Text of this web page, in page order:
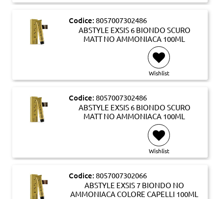
Codice: 8057007302486
ABSTYLE EXSIS 6 BIONDO SCURO
MATT NO AMMONIACA 100ML
Wishlist
Codice: 8057007302486
ABSTYLE EXSIS 6 BIONDO SCURO
MATT NO AMMONIACA 100ML
Wishlist
Codice: 8057007302066
ABSTYLE EXSIS 7 BIONDO NO
AMMONIACA COLORE CAPELLI 100ML